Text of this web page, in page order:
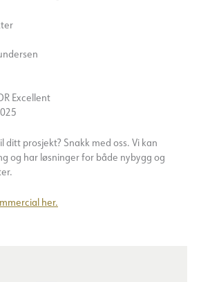
Excellent
ditt prosjekt? Snakk med oss. Vi kan
og har løsninger for både nybygg og
her.